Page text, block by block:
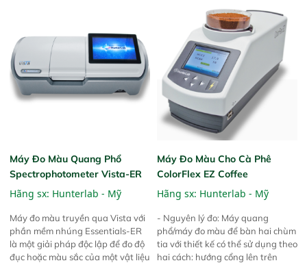
điều quan trọng nhất – chất
lượng phải đảm bảo trước sau
như một. Để có thể cạnh tranh
nhất trên thị trường thế giới, năng
suất cao duy trì, chất lượng hàng
đầu và chi phí sản xuất thấp là
chính xác và đáng tin cậy để cung
cấp cho khách hàng sản phẩm
cao nhất và – điều quan trọng
nhất – chất lượng phải đảm bảo
là trước sau như một. Để có thể
cạnh tranh nhất trên thị trường
thế giới, thì năng suất cao đảm
bảo, chất lượng hàng đầu và chi
phí sản xuất thấp là những mục
tiêu cần phải đạt được.
Máy Đo Màu Quang Phổ
Spectrophotometer Vista-ER
Hãng sx: Hunterlab - Mỹ
Máy đo màu truyền qua Vista với
phần mềm nhúng Essentials-ER
là một giải pháp độc lập để đo độ
đục hoặc màu sắc của một vật liệu
Máy Đo Màu Cho Cà Phê
ColorFlex EZ Coffee
Hãng sx: Hunterlab - Mỹ
- Nguyên lý đo: Máy quang
phổ/máy đo màu để bàn hai chùm
tia với thiết kế có thể sử dụng theo
hai cách: hướng cổng lên trên